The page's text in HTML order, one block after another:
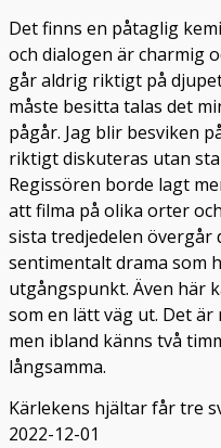
Det finns en påtaglig
och dialogen är charmig
går aldrig riktigt på
måste besitta talas det
pågår. Jag blir besviken
riktigt diskuteras utan
Regissören borde lagt
att filma på olika orter
sista tredjedelen
sentimentalt drama som
utgångspunkt. Även här
som en lätt väg ut. Det
men ibland känns två
långsamma.
Kärlekens hjältar får tre
2022-12-01